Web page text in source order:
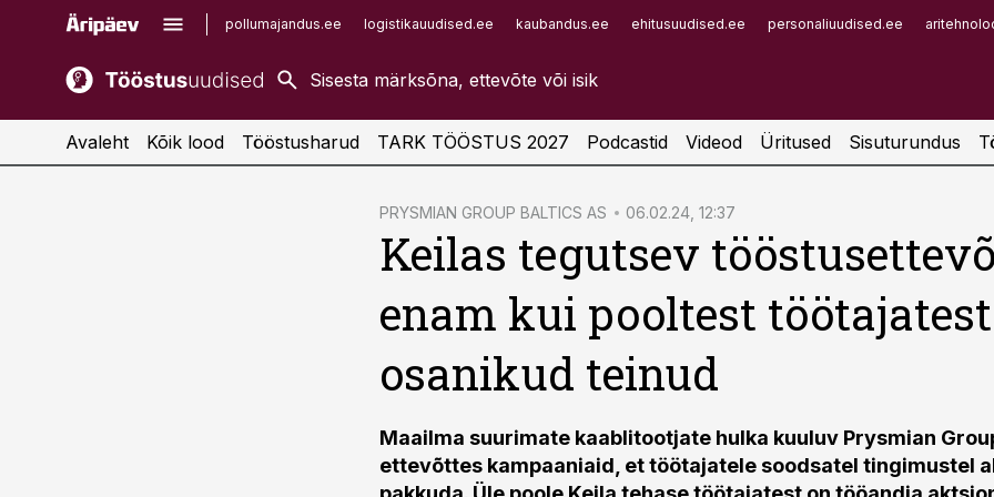
pollumajandus.ee logistikauudised.ee kaubandus.ee ehitusuudised.ee personaliuudised.ee
kaubandus.ee
kinnisvarauudised.ee
imelineajalugu.ee
Infopank
Avaleht Kõik lood Tööstusharud TARK TÖÖSTUS 2027 Podcastid Videod Üritused Sisuturundus
PRYSMIAN GROUP BALTICS AS 06.02.24, 12:37
Keilas tegutsev
enam kui pooltest töötajatest
osanikud teinud
Maailma suurimate kaablitootjate hulka kuuluv Prysmian
ettevõttes kampaaniaid, et töötajatele soodsatel tingimustel